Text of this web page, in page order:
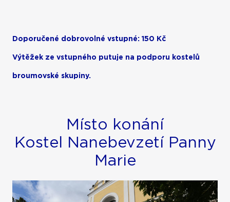
Doporučené dobrovolné vstupné: 150 Kč
Výtěžek ze vstupného putuje na podporu kostelů
broumovské skupiny.
Místo konání
Kostel Nanebevzetí Panny
Marie